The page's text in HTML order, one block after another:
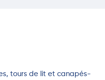
tours de lit et canapés-